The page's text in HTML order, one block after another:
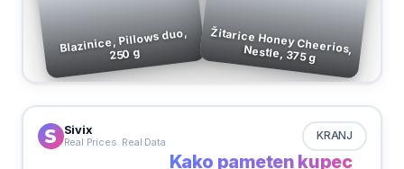
Blazinice, Pillows duo,
250 g Žitarice Honey Cheerios, Nestle, 375 g
Sivix
Real Prices. Real Data KRANJ
Kako pameten kupec